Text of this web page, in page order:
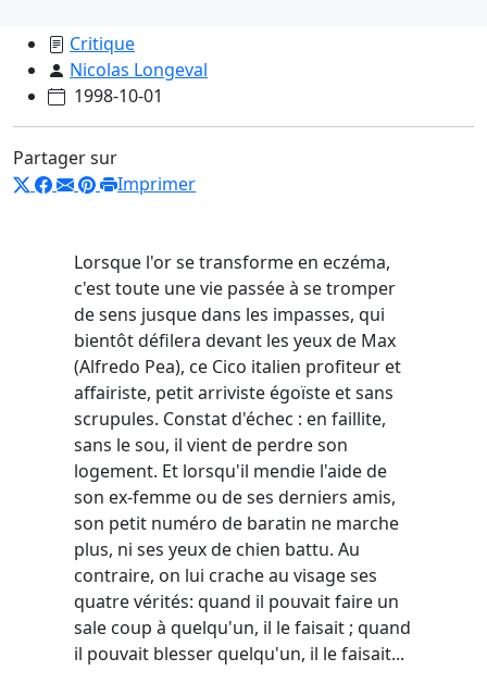
Critique
Nicolas Longeval
1998-10-01
Partager sur
Imprimer
Lorsque l'or se transforme en eczéma,
c'est toute une vie passée à se tromper
de sens jusque dans les impasses, qui
bientôt défilera devant les yeux de Max
(Alfredo Pea), ce Cico italien profiteur et
affairiste, petit arriviste égoïste et sans
scrupules. Constat d'échec : en faillite,
sans le sou, il vient de perdre son
logement. Et lorsqu'il mendie l'aide de
son ex-femme ou de ses derniers amis,
son petit numéro de baratin ne marche
plus, ni ses yeux de chien battu. Au
contraire, on lui crache au visage ses
quatre vérités: quand il pouvait faire un
sale coup à quelqu'un, il le faisait ; quand
il pouvait blesser quelqu'un, il le faisait...